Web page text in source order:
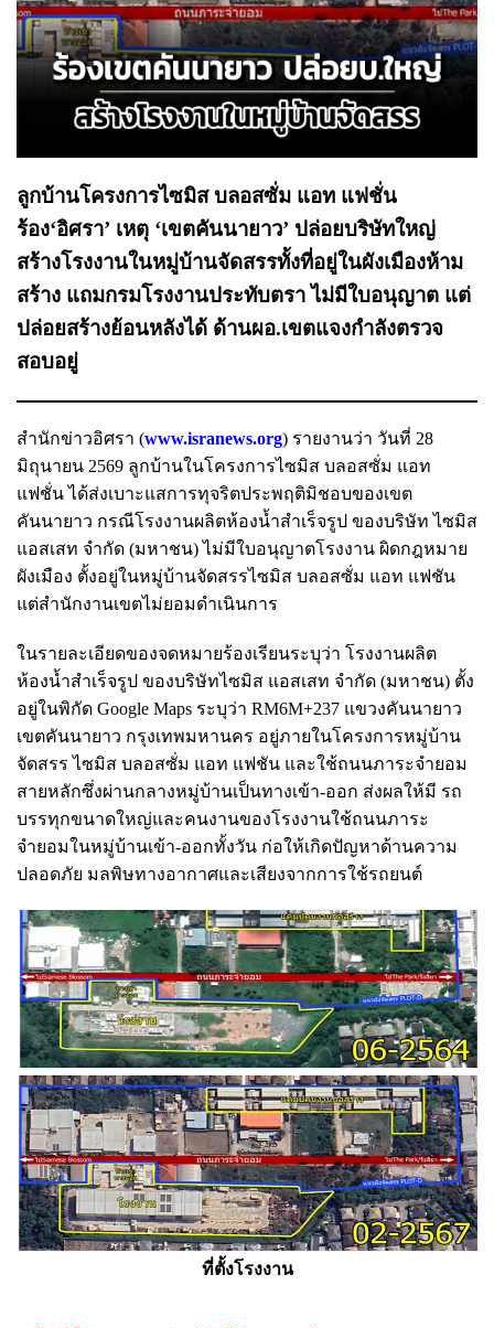
ลูกบ้านโครงการไซมิส บลอสซั่ม แอท แฟชั่น
ร้อง‘อิศรา’ เหตุ ‘เขตคันนายาว’ ปล่อยบริษัทใหญ่
สร้างโรงงานในหมู่บ้านจัดสรรทั้งที่อยู่ในผังเมืองห้าม
สร้าง แถมกรมโรงงานประทับตรา ไม่มีใบอนุญาต แต่
ปล่อยสร้างย้อนหลังได้ ด้านผอ.เขตแจงกำลังตรวจ
สอบอยู่
สำนักข่าวอิศรา (www.isranews.org) รายงานว่า วันที่ 28
มิถุนายน 2569 ลูกบ้านในโครงการไซมิส บลอสซั่ม แอท
แฟชั่น ได้ส่งเบาะแสการทุจริตประพฤติมิชอบของเขต
คันนายาว กรณีโรงงานผลิตห้องน้ำสำเร็จรูป ของบริษัท ไซมิส
แอสเสท จำกัด (มหาชน) ไม่มีใบอนุญาตโรงงาน ผิดกฎหมาย
ผังเมือง ตั้งอยู่ในหมู่บ้านจัดสรรไซมิส บลอสซั่ม แอท แฟชัน
แต่สำนักงานเขตไม่ยอมดำเนินการ
ในรายละเอียดของจดหมายร้องเรียนระบุว่า โรงงานผลิต
ห้องน้ำสำเร็จรูป ของบริษัทไซมิส แอสเสท จำกัด (มหาชน) ตั้ง
อยู่ในพิกัด Google Maps ระบุว่า RM6M+237 แขวงคันนายาว
เขตคันนายาว กรุงเทพมหานคร อยู่ภายในโครงการหมู่บ้าน
จัดสรร ไซมิส บลอสซั่ม แอท แฟชัน และใช้ถนนภาระจำยอม
สายหลักซึ่งผ่านกลางหมู่บ้านเป็นทางเข้า-ออก ส่งผลให้มี รถ
บรรทุกขนาดใหญ่และคนงานของโรงงานใช้ถนนภาระ
จำยอมในหมู่บ้านเข้า-ออกทั้งวัน ก่อให้เกิดปัญหาด้านความ
ปลอดภัย มลพิษทางอากาศและเสียงจากการใช้รถยนต์
ที่ตั้งโรงงาน